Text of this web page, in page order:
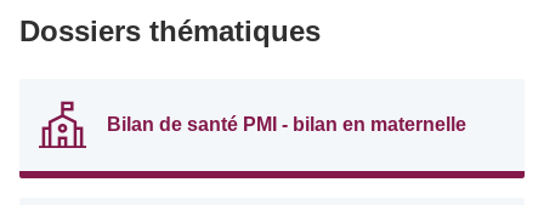
Dossiers thématiques
Bilan de santé PMI - bilan en maternelle